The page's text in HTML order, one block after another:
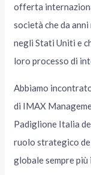
offerta
società che da
negli Stati Uniti e
loro processo di
Abbiamo
di IMAX
Padiglione Italia
ruolo strategico
globale sempre